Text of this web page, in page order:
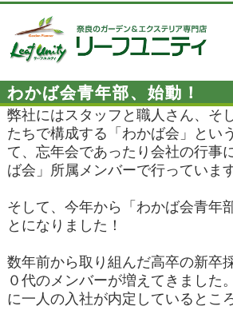
わかば会青年部、始動！
弊社にはスタッフと職人さん、そ
たちで構成する「わかば会」とい
て、忘年会であったり会社の行事
ば会」所属メンバーで行っています
そして、今年から「わかば会青年
とになりました！
数年前から取り組んだ高卒の新卒
０代のメンバーが増えてきました
に一人の入社が内定しているとこ